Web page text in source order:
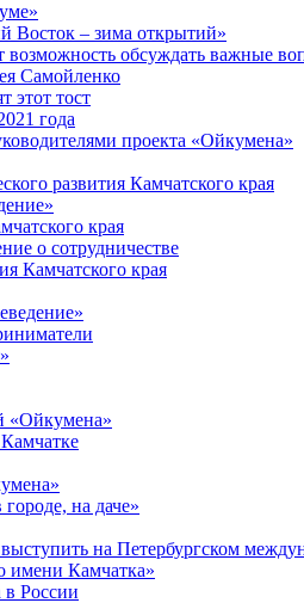
Восток – зима открытий»
обсуждать важные
Самойленко
этот тост
года
проекта «Ойкумена»
развития Камчатского края
края
о сотрудничестве
Камчатского края
«Ойкумена»
на даче»
на Петербургском
имени Камчатка»
России